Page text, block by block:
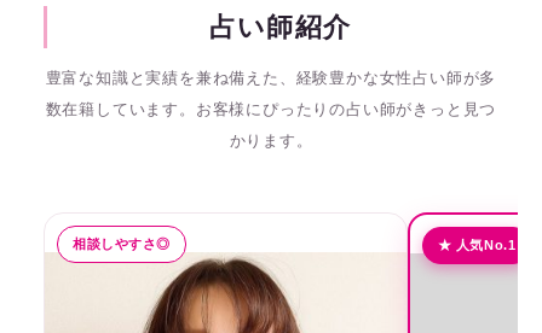
占い師紹介
豊富な知識と実績を兼ね備えた、経験豊かな女性占い師が多
数在籍しています。 お客様にぴったりの占い師がきっと見つ
かります。
相談しやすさ◎ ★ 人気No.1